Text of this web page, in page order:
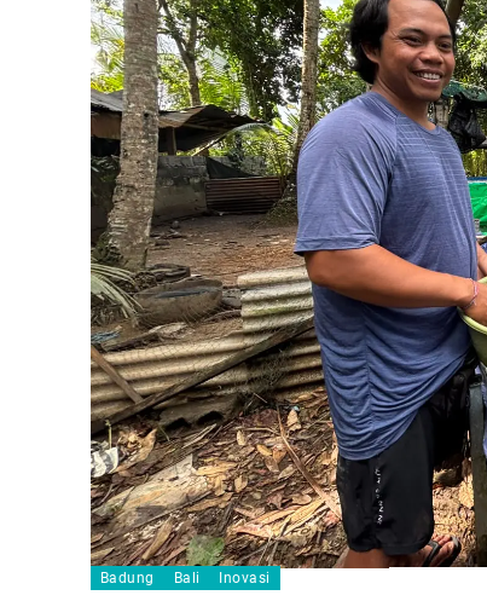
Badung Bali Inovasi